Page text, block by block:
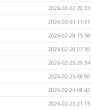
2026-03-02 20:33
2026-03-01 11:11
2026-02-28 15:58
2026-02-28 07:30
2026-02-25 20:34
2026-02-25 08:00
2026-02-24 08:42
2026-02-23 21:15